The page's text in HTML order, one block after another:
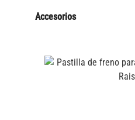
Accesorios